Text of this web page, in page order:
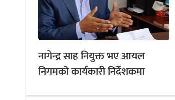
नागेन्द्र साह नियुक्त भए आयल
निगमको कार्यकारी निर्देशकमा